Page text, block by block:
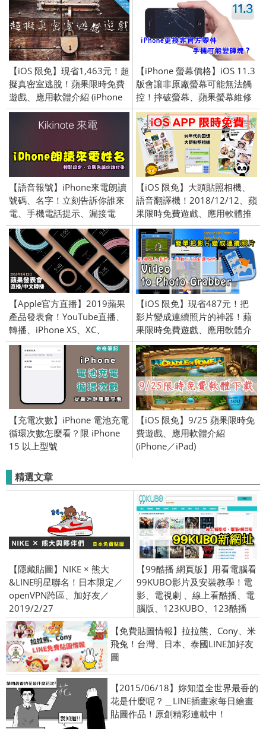
【iOS 限免】現省1,463元！超
擬真密室逃脫！蘋果限時免費
遊戲、應用軟體介紹 (iPhone
／iPad) 2016/6/7
【iPhone 螢幕價格】iOS 11.3
版會讓非原廠螢幕可能無法觸
控！摔破螢幕、蘋果螢幕維修
價格、官方零件、防堵機制、
配對更新失敗
【語音報號】iPhone來電朗讀
號碼、名字！立刻告訴你誰來
電、手機電話提示、漏接電
話、iPhone 全系列手機設定教
學。
【iOS 限免】大頭貼照相機、
語音翻譯機！2018/12/12、蘋
果限時免費遊戲、應用軟體推
薦 (iPhone／iPad)
【Apple官方直播】2019蘋果
產品發表會！YouTube直播、
轉播、iPhone XS、XC、
AirPods 2
【iOS 限免】現省487元！把
影片變成連續照片的神器！蘋
果限時免費遊戲、應用軟體介
紹 (iPhone／iPad) 2016/4/18
【充電次數】iPhone 電池充電
循環次數怎麼看？限 iPhone
15 以上型號
【iOS 限免】9/25 蘋果限時免
費遊戲、應用軟體介紹
(iPhone／iPad)
精選文章
【隱藏貼圖】NIKE × 熊大
&LINE明星聯名！日本限定／
openVPN跨區、加好友／
2019/2/27
【99酷播 網頁版】用看電腦看
99KUBO影片及安裝教學！電
影、電視劇 、線上看酷播、電
腦版、123KUBO、123酷播
【免費貼圖情報】拉拉熊、Cony、米
飛兔！台灣、日本、泰國LINE加好友
圖
【2015/06/18】妳知道全世界最香的
花是什麼呢？＿LINE插畫家每日繪畫
貼圖作品！原創精彩連載中！